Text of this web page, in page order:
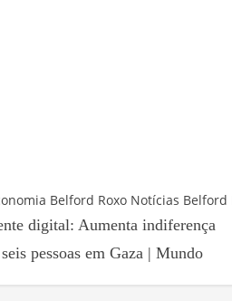
Belford Roxo Notícias Belford
digital: Aumenta indiferença
pessoas em Gaza | Mundo